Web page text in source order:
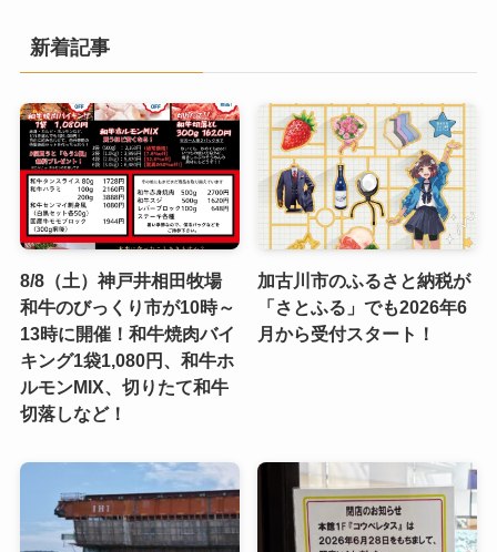
新着記事
8/8（土）神戸井相田牧場
和牛のびっくり市が10時～
13時に開催！和牛焼肉バイ
キング1袋1,080円、和牛ホ
ルモンMIX、切りたて和牛
切落しなど！
加古川市のふるさと納税が
「さとふる」でも2026年6
月から受付スタート！